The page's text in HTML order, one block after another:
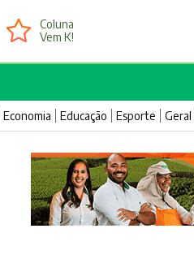
Coluna
Vem K!
Economia Educação Esporte Geral